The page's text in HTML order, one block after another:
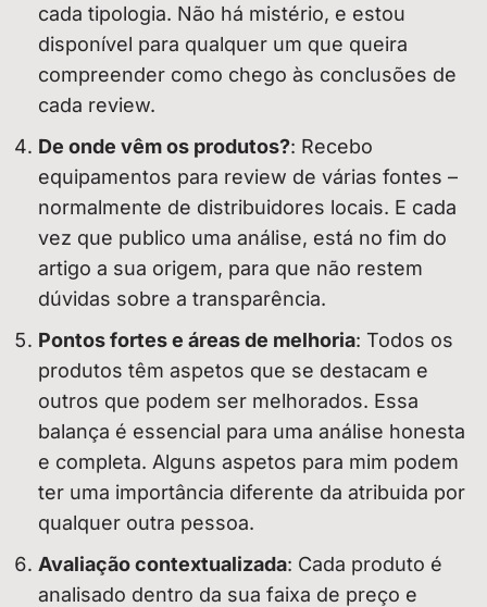
cada tipologia. Não há mistério, e estou
disponível para qualquer um que queira
compreender como chego às conclusões de
cada review.
De onde vêm os produtos?: Recebo
equipamentos para review de várias fontes –
normalmente de distribuidores locais. E cada
vez que publico uma análise, está no fim do
artigo a sua origem, para que não restem
dúvidas sobre a transparência.
Pontos fortes e áreas de melhoria: Todos os
produtos têm aspetos que se destacam e
outros que podem ser melhorados. Essa
balança é essencial para uma análise honesta
e completa. Alguns aspetos para mim podem
ter uma importância diferente da atribuida por
qualquer outra pessoa.
Avaliação contextualizada: Cada produto é
analisado dentro da sua faixa de preço e